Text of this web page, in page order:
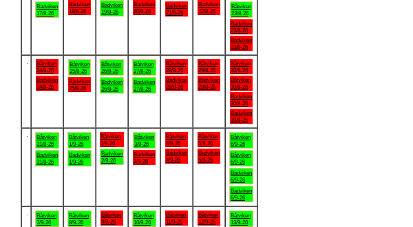
Badviken
17/8-26
Badviken
18/8-26
Badviken
19/8-26
Badviken
20/8-26
Badviken
21/8-26
Badviken
22/8-26
Båtviken
23/8-26
Badviken
23/8-26
Badviken
23/8-26
Båtviken
24/8-26
Badviken
24/8-26
Båtviken
25/8-26
Badviken
25/8-26
Båtviken
26/8-26
Badviken
26/8-26
Båtviken
27/8-26
Badviken
27/8-26
Båtviken
28/8-26
Badviken
28/8-26
Båtviken
29/8-26
Badviken
29/8-26
Båtviken
30/8-26
Båtviken
30/8-26
Badviken
30/8-26
Badviken
30/8-26
Båtviken
31/8-26
Badviken
31/8-26
Båtviken
1/9-26
Badviken
1/9-26
Båtviken
2/9-26
Badviken
2/9-26
Båtviken
3/9-26
Badviken
3/9-26
Båtviken
4/9-26
Badviken
4/9-26
Båtviken
5/9-26
Badviken
5/9-26
Båtviken
6/9-26
Båtviken
6/9-26
Badviken
6/9-26
Badviken
6/9-26
Båtviken
7/9-26
Båtviken
8/9-26
Båtviken
9/9-26
Båtviken
10/9-26
Båtviken
11/9-26
Båtviken
12/9-26
Båtviken
13/9-26